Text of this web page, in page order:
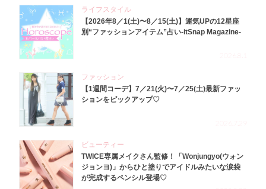
ライフスタイル
【2026年8／1(土)〜8／15(土)】運気UPの12星座
別“ファッションアイテム”占い-itSnap Magazine-
ファッション
【1週間コーデ】7／21(火)〜7／25(土)最新ファッ
ションをピックアップ♡
ビューティー
TWICE専属メイクさん監修！「Wonjungyo(ウォン
ジョンヨ)」からひと塗りでアイドルみたいな涙袋
が完成するペンシル登場♡